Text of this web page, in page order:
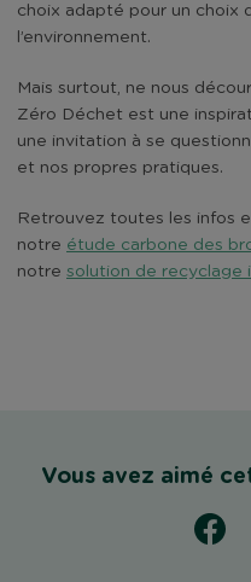
choix adapté pour un choix
l’environnement.
Mais surtout, ne nous
Zéro Déchet est une
une invitation à se
et nos propres pratiques.
Retrouvez toutes les infos
notre étude carbone des
notre solution de recyclage
Vous avez aimé